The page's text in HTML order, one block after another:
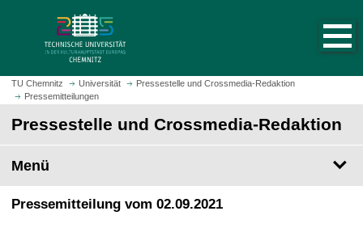
m
H
t
s
i
e
a
u
TU Chemnitz Universität
Pressestelle und Crossmedia-Redaktion
Pressemitteilungen
Pressestelle und Crossmedia-Redaktion
Menü
Pressemitteilung vom 02.09.2021